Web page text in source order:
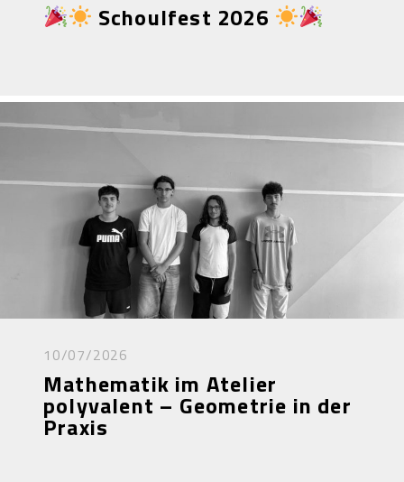
Schoulfest 2026
10/07/2026
Mathematik im Atelier
polyvalent – Geometrie in der
Praxis